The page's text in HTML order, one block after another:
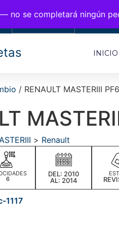
no se completará ningún
0,00€
INICIO
/ RENAULT MASTERIII
> Renault
6
DEL: 2010
AL: 2014
1117